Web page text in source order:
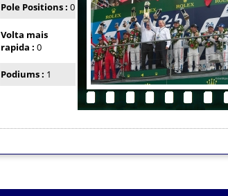
Pole Positions : 0
Volta mais
rapida : 0
Podiums : 1